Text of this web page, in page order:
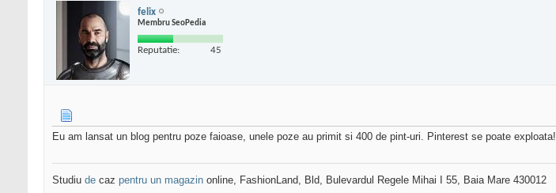
felix
Membru SeoPedia
Reputatie: 45
Eu am lansat un blog pentru poze faioase, unele poze au primit si 400 de pint-uri. Pinterest se poate exploata!
Studiu de caz pentru un magazin online, FashionLand, Bld, Bulevardul Regele Mihai I 55, Baia Mare 430012